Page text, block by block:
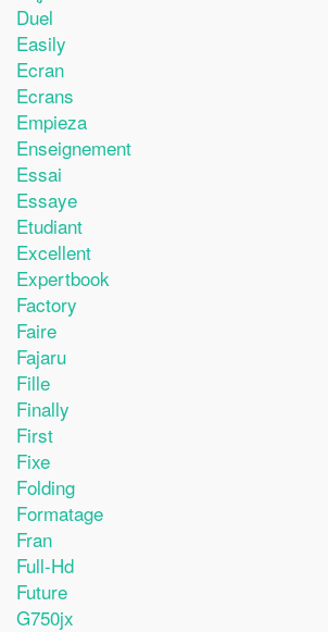
Duel
Easily
Ecran
Ecrans
Empieza
Enseignement
Essai
Essaye
Etudiant
Excellent
Expertbook
Factory
Faire
Fajaru
Fille
Finally
First
Fixe
Folding
Formatage
Fran
Full-Hd
Future
G750jx